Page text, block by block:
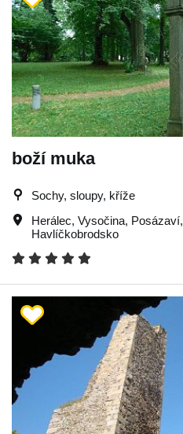
boží muka
Sochy, sloupy, kříže
Herálec, Vysočina, Posázaví,
Havlíčkobrodsko